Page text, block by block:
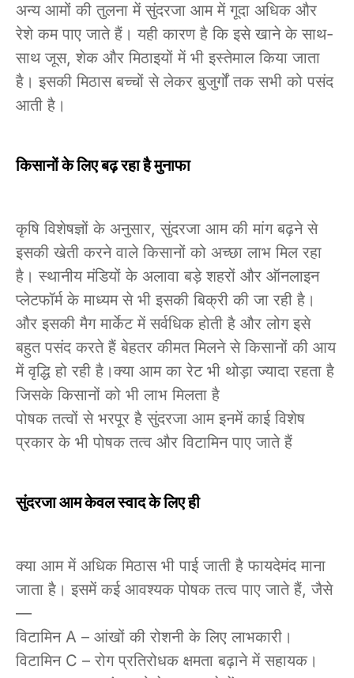
अन्य आमों की तुलना में सुंदरजा आम में गूदा अधिक और
रेशे कम पाए जाते हैं। यही कारण है कि इसे खाने के साथ-
साथ जूस, शेक और मिठाइयों में भी इस्तेमाल किया जाता
है। इसकी मिठास बच्चों से लेकर बुजुर्गों तक सभी को पसंद
आती है।
किसानों के लिए बढ़ रहा है मुनाफा
कृषि विशेषज्ञों के अनुसार, सुंदरजा आम की मांग बढ़ने से
इसकी खेती करने वाले किसानों को अच्छा लाभ मिल रहा
है। स्थानीय मंडियों के अलावा बड़े शहरों और ऑनलाइन
प्लेटफॉर्म के माध्यम से भी इसकी बिक्री की जा रही है।
और इसकी मैग मार्केट में सर्वधिक होती है और लोग इसे
बहुत पसंद करते हैं बेहतर कीमत मिलने से किसानों की आय
में वृद्धि हो रही है।क्या आम का रेट भी थोड़ा ज्यादा रहता है
जिसके किसानों को भी लाभ मिलता है
पोषक तत्वों से भरपूर है सुंदरजा आम इनमें काई विशेष
प्रकार के भी पोषक तत्व और विटामिन पाए जाते हैं
सुंदरजा आम केवल स्वाद के लिए ही
क्या आम में अधिक मिठास भी पाई जाती है फायदेमंद माना
जाता है। इसमें कई आवश्यक पोषक तत्व पाए जाते हैं, जैसे
—
विटामिन A – आंखों की रोशनी के लिए लाभकारी।
विटामिन C – रोग प्रतिरोधक क्षमता बढ़ाने में सहायक।